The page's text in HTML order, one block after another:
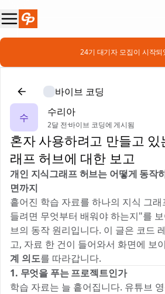
📣 24기 대기자 모집이 시작
바이브 코딩
수
수리아
2달 전·바이브 코딩에 게시됨
혼자 사용하려고 만들고
래프 허브에 대한 보고
개인 지식그래프 허브는 어떻게 동작
면까지
흩어진 학습 자료를 하나의 지식 그
들려면 무엇부터 배워야 하는지"를
브의 동작 원리입니다. 이 글은 코드
고, 자료 한 건이 들어와서 화면에 보
계 의도를 따라갑니다.
1. 무엇을 푸는 프로젝트인가
학습 자료는 늘 흩어집니다. 유튜브